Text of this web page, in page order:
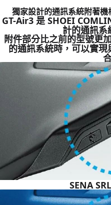
獨家設計的通訊系統附著
GT-Air3 是 SHOEI
計的通訊系
附件部分比之前的型號更
的通訊系統時，可以實
SENA